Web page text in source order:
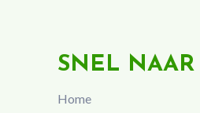
SNEL NAAR
Home